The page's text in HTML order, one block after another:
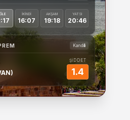
İKINDI
16:07
AKŞAM
19:18
YATSI
20:46
Kandilli
ŞİDDET
1.4